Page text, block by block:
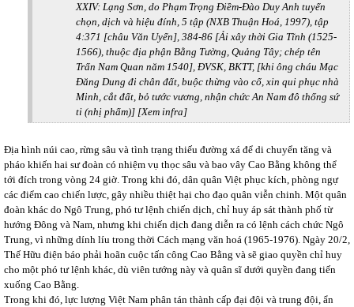
XXIV: Lạng Sơn, do Phạm Trọng Điềm-Đào Duy Anh tuyển
chọn, dịch và hiệu đính, 5 tập (NXB Thuận Hoá, 1997), tập
4:371 [châu Văn Uyển], 384-86 [Ải xây thời Gia Tĩnh (1525-
1566), thuộc địa phận Bằng Tường, Quảng Tây; chép tên
Trấn Nam Quan năm 1540], ĐVSK, BKTT, [khi ông cháu Mạc
Đăng Dung đi chân đất, buộc thừng vào cổ, xin qui phục nhà
Minh, cắt đất, bỏ tước vương, nhận chức An Nam đô thống sứ
ti (nhị phẩm)] [Xem infra]
Địa hình núi cao, rừng sâu và tình trạng thiếu đường xá để di chuyển tăng và
pháo khiến hai sư đoàn có nhiệm vụ thọc sâu và bao vây Cao Bằng không thể
tới đích trong vòng 24 giờ. Trong khi đó, dân quân Việt phục kích, phòng ngự
các điểm cao chiến lược, gây nhiều thiệt hại cho đạo quân viễn chinh. Một quân
đoàn khác do Ngô Trung, phó tư lệnh chiến dịch, chỉ huy áp sát thành phố từ
hướng Đông và Nam, nhưng khi chiến dịch đang diễn ra có lệnh cách chức Ngô
Trung, vì những dính líu trong thời Cách mạng văn hoá (1965-1976). Ngày 20/2,
Thế Hữu điện báo phải hoãn cuộc tấn công Cao Bằng và sẽ giao quyền chỉ huy
cho một phó tư lệnh khác, dù viên tướng này và quân sĩ dưới quyền đang tiến
xuống Cao Bằng.
Trong khi đó, lực lượng Việt Nam phân tán thành cấp đại đội và trung đội, ẩn